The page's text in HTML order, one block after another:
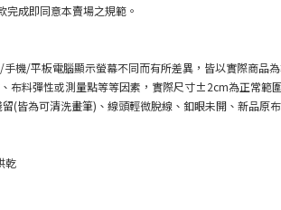
成即同意本賣場之規範。
/手機/平板電腦顯示螢幕不同而有所差異，皆以實際商品為
布料彈性或測量點等等因素，實際尺寸±2cm為正常範
(皆為可清洗畫筆) 、線頭輕微脫線、釦眼未開、新品原
乾